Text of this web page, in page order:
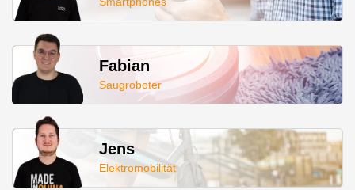
Fabian
Saugroboter
Jens
Elektromobilität